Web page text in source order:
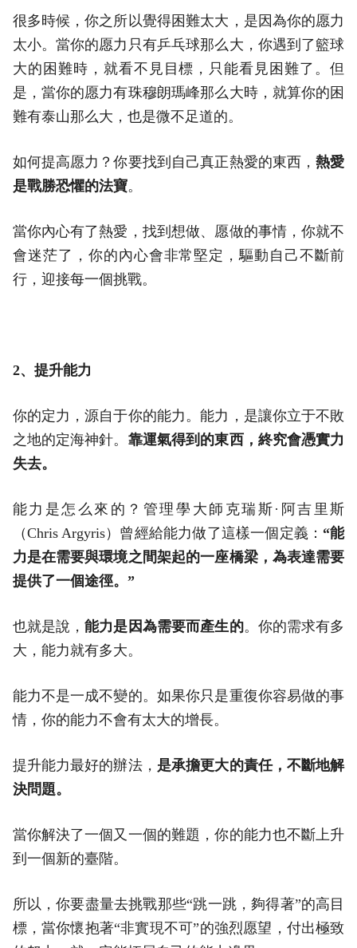
很多時候，你之所以覺得困難太大，是因為你的愿力
太小。當你的愿力只有乒乓球那么大，你遇到了籃球
大的困難時，就看不見目標，只能看見困難了。但
是，當你的愿力有珠穆朗瑪峰那么大時，就算你的困
難有泰山那么大，也是微不足道的。
如何提高愿力？你要找到自己真正熱愛的東西，熱愛
是戰勝恐懼的法寶。
當你內心有了熱愛，找到想做、愿做的事情，你就不
會迷茫了，你的內心會非常堅定，驅動自己不斷前
行，迎接每一個挑戰。
2、提升能力
你的定力，源自于你的能力。能力，是讓你立于不敗
之地的定海神針。 靠運氣得到的東西，終究會憑實力
失去。
能力是怎么來的？管理學大師克瑞斯·阿吉里斯
（Chris Argyris）曾經給能力做了這樣一個定義： “能
力是在需要與環境之間架起的一座橋梁，為表達需要
提供了一個途徑。”
也就是說，能力是因為需要而產生的。你的需求有多
大，能力就有多大。
能力不是一成不變的。如果你只是重復你容易做的事
情，你的能力不會有太大的增長。
提升能力最好的辦法， 是承擔更大的責任，不斷地解
決問題。
當你解決了一個又一個的難題，你的能力也不斷上升
到一個新的臺階。
所以，你要盡量去挑戰那些“跳一跳，夠得著”的高目
標，當你懷抱著“非實現不可”的強烈愿望，付出極致